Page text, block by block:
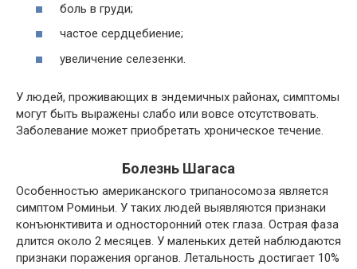
боль в груди;
частое сердцебиение;
увеличение селезенки.
У людей, проживающих в эндемичных районах, симптомы
могут быть выражены слабо или вовсе отсутствовать.
Заболевание может приобретать хроническое течение.
Болезнь Шагаса
Особенностью американского трипаносомоза является
симптом Роминьи. У таких людей выявляются признаки
конъюнктивита и односторонний отек глаза. Острая фаза
длится около 2 месяцев. У маленьких детей наблюдаются
признаки поражения органов. Летальность достигает 10%